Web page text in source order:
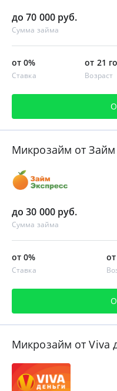
до 70 000 руб.
Сумма займа
от 0%
Ставка
от 21
Возраст
Микрозайм от Займ
до 30 000 руб.
Сумма займа
от 0%
Ставка
Микрозайм от Viva